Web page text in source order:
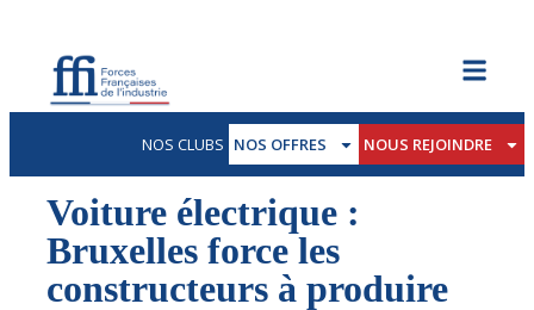
NOS CLUBS NOS OFFRES NOUS REJOINDRE
Voiture électrique :
Bruxelles force les
constructeurs à produire